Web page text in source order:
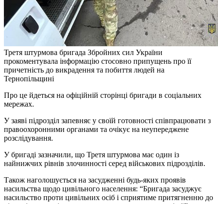
Третя штурмова бригада Збройних сил України
прокоментувала інформацію стосовно припущень про її
причетність до викрадення та побиття людей на
Тернопільщині
Про це йдеться на офіційній сторінці бригади в соціальних
мережах.
У заяві підрозділ запевняє у своїй готовності співпрацювати з
правоохоронними органами та очікує на неупереджене
розслідування.
У бригаді зазначили, що Третя штурмова має один із
найнижчих рівнів злочинності серед військових підрозділів.
Також наголошується на засудженні будь-яких проявів
насильства щодо цивільного населення: “Бригада засуджує
насильство проти цивільних осіб і сприятиме притягненню до